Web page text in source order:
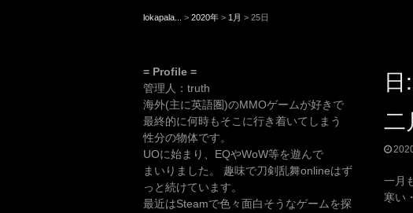
lokapala... > 2020年 > 1月 > 25日
日:
二
一月
寒い
= Profile =
管理人：truth
海外(主に英語圏)のMMOゲームが好きで
最終的に何時もそこに行き着いてしまう
性分の物体です。
UOに始まり、EQやWoW等を遊んで
まいりました。 趣味で刀剣乱舞onlineはず
っと続けています。
最近はSteamで色々面白そうなゲームを探